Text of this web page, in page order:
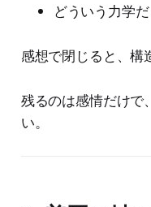
どういう力学
感想で閉じると、構
残るのは感情だけで
い。